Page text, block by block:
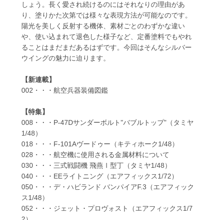
しょう。長く愛され続けるのにはそれなりの理由があ
り、塗りかた次第では様々な表現方法が可能なのです。
陽光を美しく反射する機体、素材ごとのわずかな違い
や、使い込まれて退色した様子など、定番塗料でもやれ
ることはまだまだあるはずです。今回はそんなシルバー
ウイングの魅力に迫ります。
【新連載】
002・・・航空兵器装備図鑑
【特集】
008・・・P-47Dサンダーボルト"バブルトップ"（タミヤ
1/48）
018・・・F-101Aヴードゥー（キティホーク1/48）
028・・・航空機に使用される金属材料について
030・・・三式戦闘機 飛燕Ⅰ型丁（タミヤ1/48）
040・・・EEライトニング（エアフィックス1/72）
050・・・デ・ハビランド バンパイアF.3（エアフィック
ス1/48）
052・・・ジェット・プロヴォスト（エアフィックス1/7